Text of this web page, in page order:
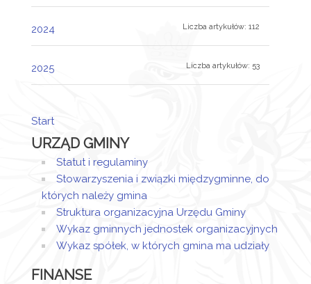
2024 Liczba artykułów: 112
2025 Liczba artykułów: 53
Start
URZĄD GMINY
Statut i regulaminy
Stowarzyszenia i związki międzygminne, do
których należy gmina
Struktura organizacyjna Urzędu Gminy
Wykaz gminnych jednostek organizacyjnych
Wykaz spółek, w których gmina ma udziały
FINANSE